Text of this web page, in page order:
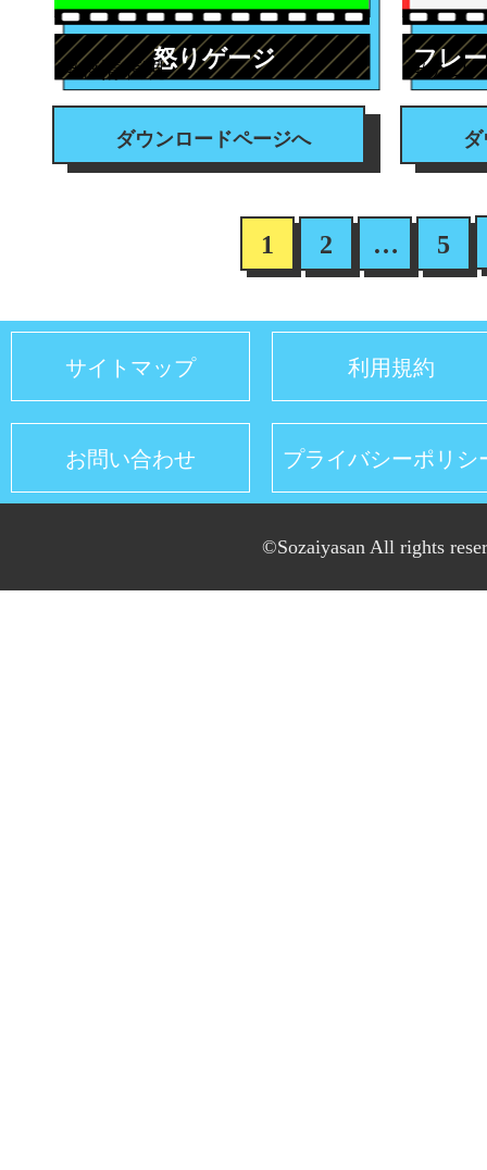
#感情表現怒りゲージ
ダウンロードページへ
#テロ
フレ
1 2 … 5
サイトマップ 利用規約
お問い合わせ プライバシーポリシ
©Sozaiyasan All rights